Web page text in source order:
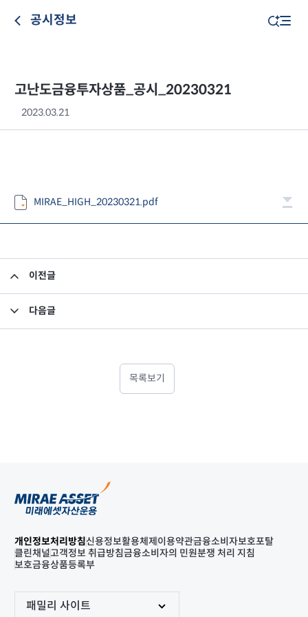
공시정보
고난도금융투자상품_공시_20230321
2023.03.21
MIRAE_HIGH_20230321.pdf
이전글
다음글
목록보기
개인정보처리방침신용정보활용체제 이용약관금융소비자보호포탈
클린채널고객정보 취급방침금융소비자의 민원분쟁 처리 지침
보호금융상품등록부
패밀리 사이트